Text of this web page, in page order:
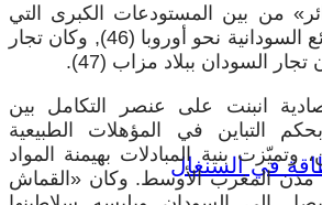
من بين المستودعات الكبرى التي
توجّه جزءاً من البضائع السودانية نحو أوروبا (46), وكان تجار
تجار السودان ببلاد مزاب (47).
انبنت على عنصر التكامل بين
التباين في المؤهلات الطبيعية
وتميّزت بنية المبادلات بهيمنة المواد
مدن المغرب الأوسط. وكان «القماش